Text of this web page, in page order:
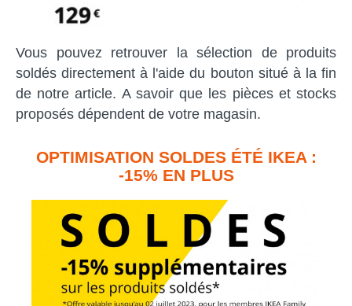
Vous pouvez retrouver la sélection de produits
soldés directement à l'aide du bouton situé à la fin
de notre article. A savoir que les pièces et stocks
proposés dépendent de votre magasin.
OPTIMISATION SOLDES ÉTÉ IKEA :
-15% EN PLUS